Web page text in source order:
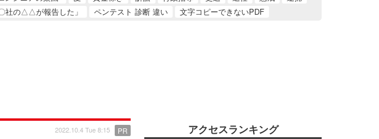
社の△△が報告した」
ペンテスト 診断 違い 文字コピーできないPDF
2022.10.4 Tue 8:15 PR アクセスランキング